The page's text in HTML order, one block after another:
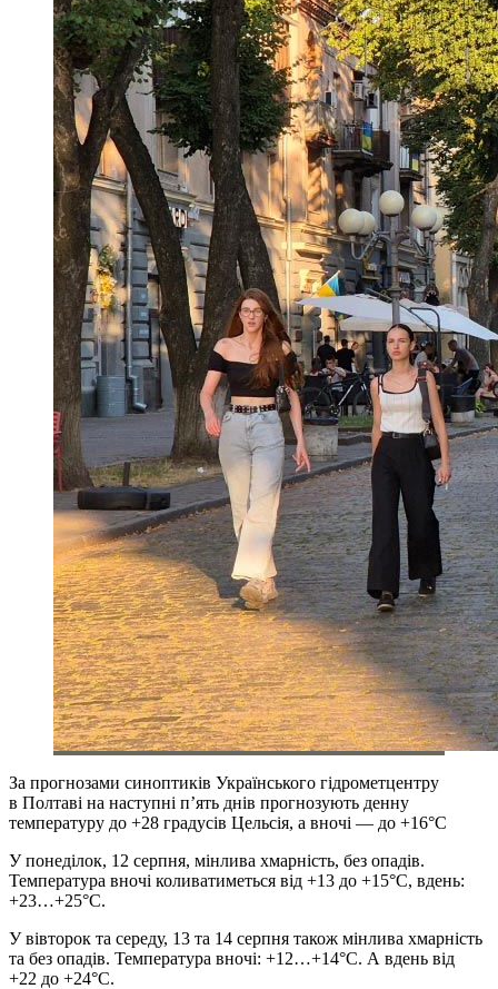
За прогнозами синоптиків Українського гідрометцентру
в Полтаві на наступні п’ять днів прогнозують денну
температуру до +28 градусів Цельсія, а вночі — до +16°C
У понеділок, 12 серпня, мінлива хмарність, без опадів.
Температура вночі коливатиметься від +13 до +15°C, вдень:
+23…+25°C.
У вівторок та середу, 13 та 14 серпня також мінлива хмарність
та без опадів. Температура вночі: +12…+14°C. А вдень від
+22 до +24°C.